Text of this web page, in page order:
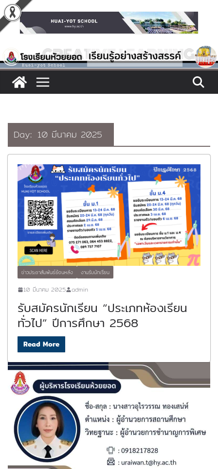
Skip
to
content
Day: 10 มีนาคม 2025
ข่าวประชาสัมพันธ์ย้อนหลัง งานรับนักเรียน
10 มีนาคม 2025 admin
รับสมัครนักเรียน “ประเภทห้องเรียน
ทั่วไป” ปีการศึกษา 2568
Read More